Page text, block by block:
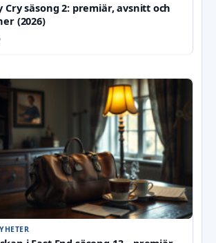
Cry säsong 2: premiär, avsnitt och
(2026)